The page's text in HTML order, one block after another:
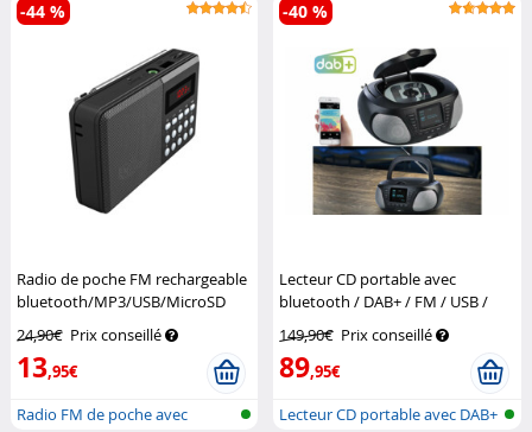
Radio de poche FM rechargeable
bluetooth/MP3/USB/MicroSD
24,90€ Prix conseillé
13,95€
-44 %
Radio FM de poche avec
Lecteur CD portable avec
bluetooth / DAB+ / FM / USB /
149,90€ Prix conseillé
89,95€
-40 %
Lecteur CD portable avec DAB+